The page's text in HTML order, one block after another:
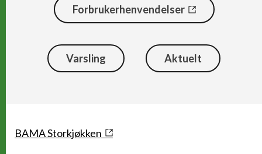
Forbrukerhenvendelser
Varsling Aktuelt
Snarveier
BAMA Storkjøkken